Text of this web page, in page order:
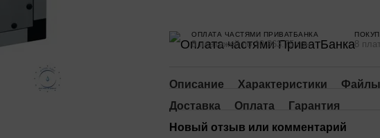
ОПЛАТА ЧАСТЯМИ ПРИВАТБАНКА
8 платежей по 10 363.75 грн 8
Описание Характеристики
Файлы
Доставка
Оплата
Гарантия
Новый отзыв или комментарий